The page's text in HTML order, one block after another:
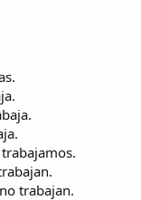
trabajan.